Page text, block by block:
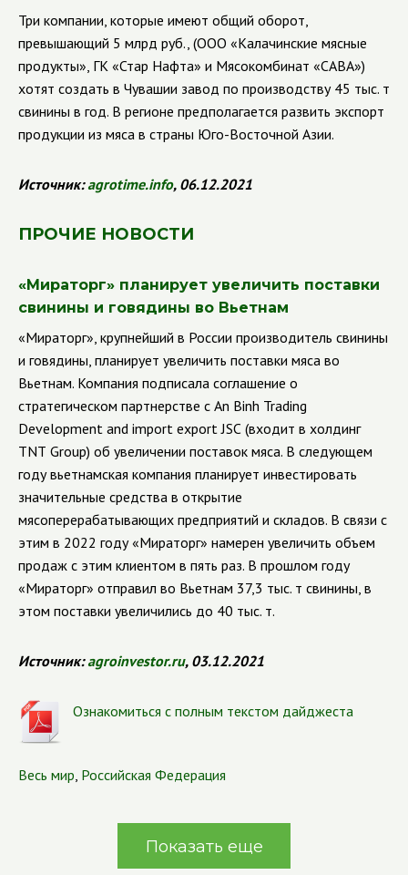
Три компании, которые имеют общий оборот,
превышающий 5 млрд руб., (ООО «Калачинские мясные
продукты», ГК «Стар Нафта» и Мясокомбинат «САВА»)
хотят создать в Чувашии завод по производству 45 тыс. т
свинины в год. В регионе предполагается развить экспорт
продукции из мяса в страны Юго-Восточной Азии.
Источник:agrotime.info, 06.12.2021
ПРОЧИЕ НОВОСТИ
«Мираторг» планирует увеличить поставки
свинины и говядины во Вьетнам
«Мираторг», крупнейший в России производитель свинины
и говядины, планирует увеличить поставки мяса во
Вьетнам. Компания подписала соглашение о
стратегическом партнерстве с An Binh Trading
Development and import export JSC (входит в холдинг
TNT Group) об увеличении поставок мяса. В следующем
году вьетнамская компания планирует инвестировать
значительные средства в открытие
мясоперерабатывающих предприятий и складов. В связи с
этим в 2022 году «Мираторг» намерен увеличить объем
продаж с этим клиентом в пять раз. В прошлом году
«Мираторг» отправил во Вьетнам 37,3 тыс. т свинины, в
этом поставки увеличились до 40 тыс. т.
Источник:agroinvestor.ru, 03.12.2021
Ознакомиться с полным текстом дайджеста
Весь мир, Российская Федерация
Показать еще